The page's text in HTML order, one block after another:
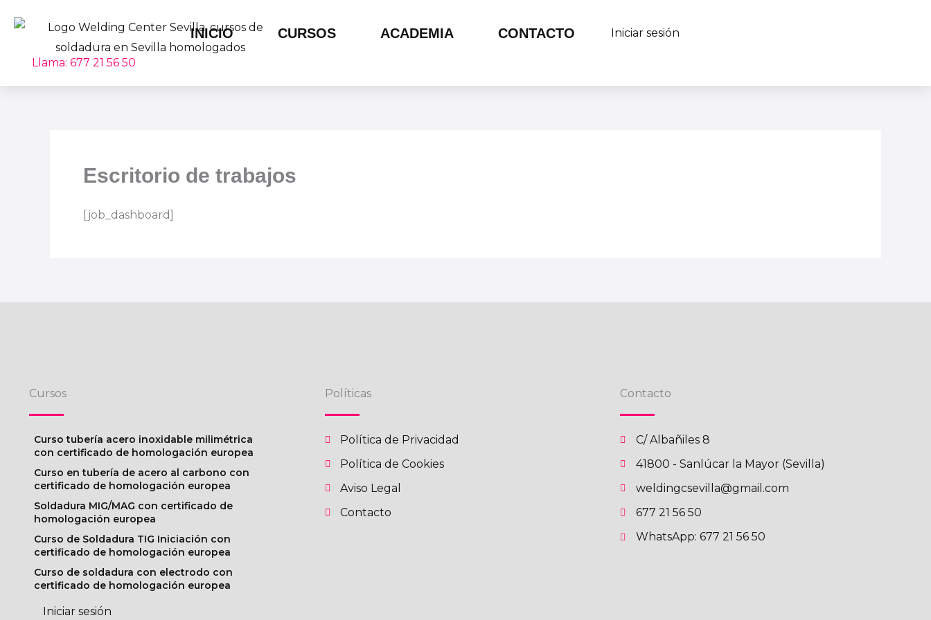
contenido
Llama: 677 21 56 50
INICIO CURSOS ACADEMIA CONTACTO Iniciar sesión
Escritorio de trabajos
[job_dashboard]
Cursos
Curso tubería acero inoxidable milimétrica
con certificado de homologación europea
Curso en tubería de acero al carbono con
certificado de homologación europea
Soldadura MIG/MAG con certificado de
homologación europea
Curso de Soldadura TIG Iniciación con
certificado de homologación europea
Curso de soldadura con electrodo con
certificado de homologación europea
Iniciar sesión
Políticas
Política de Privacidad
Política de Cookies
Aviso Legal
Contacto
Contacto
C/ Albañiles 8
41800 - Sanlúcar la Mayor (Sevilla)
weldingcsevilla@gmail.com
677 21 56 50
WhatsApp: 677 21 56 50